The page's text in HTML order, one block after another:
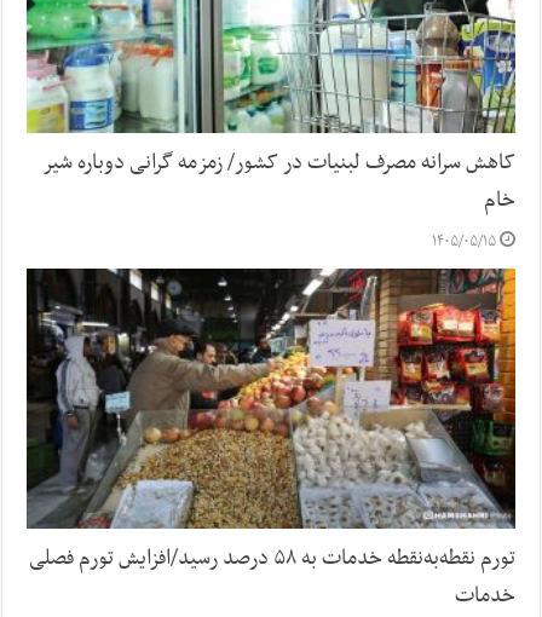
کاهش سرانه مصرف لبنیات در کشور/ زمزمه گرانی دوباره شیر
خام
۱۴۰۵/۰۵/۱۵
تورم نقطه‌به‌نقطه خدمات به ۵۸ درصد رسید/افزایش تورم فصلی
خدمات